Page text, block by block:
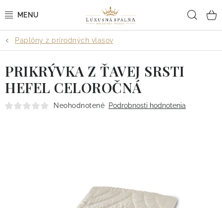
na
POSTEĽNÉ OBLIEČKY
POSTEĽNÉ PLACHTY
PREHOZY A PAPLÓNY
Paplóny z prírodných vlasov
PRIKRÝVKA Z ŤAVEJ SRSTI
HEFEL CELOROČNÁ
Neohodnotené Podrobnosti hodnotenia